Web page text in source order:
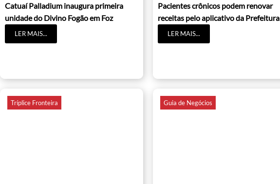
Catuaí Palladium inaugura primeira
unidade do Divino Fogão em Foz
LER MAIS...
Pacientes crônicos podem renovar
receitas pelo aplicativo da Prefeitura
LER MAIS...
Tríplice Fronteira Guia de Negócios